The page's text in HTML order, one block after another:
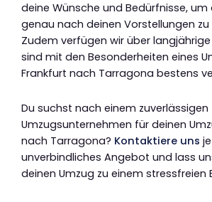
deine Wünsche und Bedürfnisse, um
genau nach deinen Vorstellungen
Zudem verfügen wir über
sind mit den Besonderheiten eines
Frankfurt nach Tarragona bestens
Du suchst nach einem zuverlässigen
Umzugsunternehmen für deinen
nach Tarragona? Kontaktiere uns
unverbindliches Angebot und lass
deinen Umzug zu einem stressfreien